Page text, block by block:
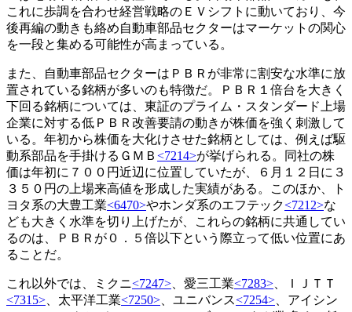
これに歩調を合わせ経営戦略のＥＶシフトに動いており、今
後再編の動きも絡め自動車部品セクターはマーケットの関心
を一段と集める可能性が高まっている。
また、自動車部品セクターはＰＢＲが非常に割安な水準に放
置されている銘柄が多いのも特徴だ。ＰＢＲ１倍台を大きく
下回る銘柄については、東証のプライム・スタンダード上場
企業に対する低ＰＢＲ改善要請の動きが株価を強く刺激して
いる。年初から株価を大化けさせた銘柄としては、例えば駆
動系部品を手掛けるＧＭＢ <7214>が挙げられる。同社の株
価は年初に７００円近辺に位置していたが、６月１２日に３
３５０円の上場来高値を形成した実績がある。このほか、ト
ヨタ系の大豊工業<6470>やホンダ系のエフテック<7212>な
ども大きく水準を切り上げたが、これらの銘柄に共通してい
るのは、ＰＢＲが０．５倍以下という際立って低い位置にあ
ることだ。
これ以外では、ミクニ<7247> 、愛三工業<7283> 、ＩＪＴＴ
<7315> 、太平洋工業<7250> 、ユニバンス<7254> 、アイシン